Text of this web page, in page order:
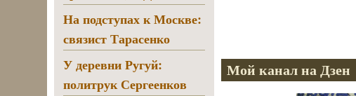
Мой канал на Дзен
На подступах к Москве:
связист Тарасенко
У деревни Ругуй:
политрук Сергеенков